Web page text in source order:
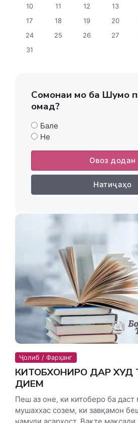
10
11 12 13
17
18 19 20
24
25 26 27
31
Сомонаи мо ба Шумо
омад?
Бале
Не
Овоз додан
Натиҷаҳо
Ҷолиб / Фарҳанг
КИТОБХОНИРО ДАР ХУД
ДИҲЕМ
Пеш аз оне, ки китоберо ба
мушаххас созем, ки завқамон